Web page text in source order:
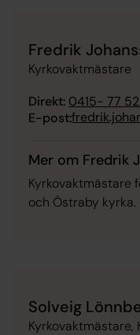
Fredrik
Kyrkovaktmästare
Direkt: 0415- 77 52
E-post:
Mer om Fredrik
Kyrkovaktmästare
och Östraby kyrka.
Solveig
Kyrkovaktmästare,